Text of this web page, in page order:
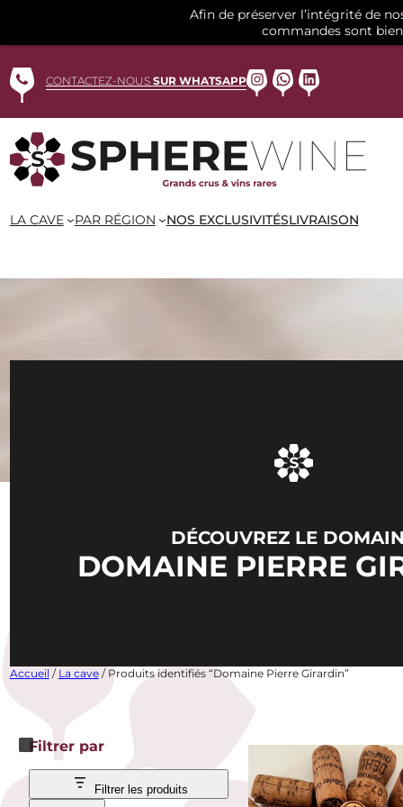
au
contenuCONTACTEZ-NOUS SUR WHATSAPPInstagram
WhatsApp
LinkedIn
LA CAVE PAR RÉGION NOS EXCLUSIVITÉSLIVRAISON
DÉCOUVREZ LE
DOMAINE PIERRE
Accueil / La cave/ Produits identifiés “Domaine Pierre Girardin”
Filtrer par
Filtrer les produits
Afin de préserver l’intégrité de
commandes sont